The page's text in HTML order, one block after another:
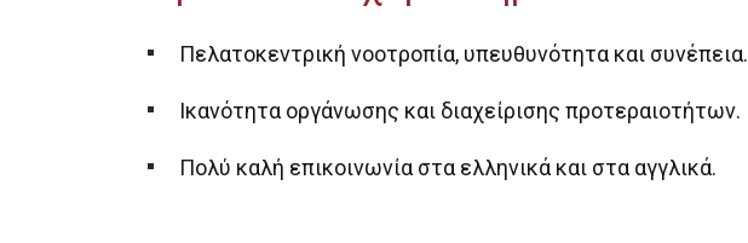
Πελατοκεντρική νοοτροπία, υπευθυνότητα και συνέπεια.
Ικανότητα οργάνωσης και διαχείρισης προτεραιοτήτων.
Πολύ καλή επικοινωνία στα ελληνικά και στα αγγλικά.